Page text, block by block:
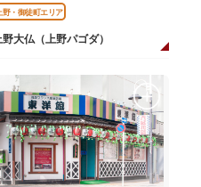
上野・御徒町エリア
野大仏（上野パゴダ）